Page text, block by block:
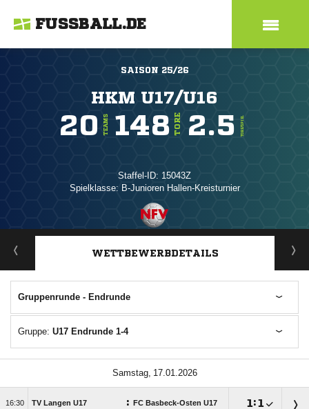
FUSSBALL.DE
SAISON 25/26
HKM U17/U16
20 TEAMS 148 TORE 2.5 TORE/SPIEL
Staffel-ID: 15043Z
Spielklasse: B-Junioren Hallen-Kreisturnier
ANZEIGE
WETTBEWERBDETAILS
Gruppenrunde - Endrunde
Gruppe: U17 Endrunde 1-4
 
 TV Langen U17 : FC Basbeck-Osten U17  :